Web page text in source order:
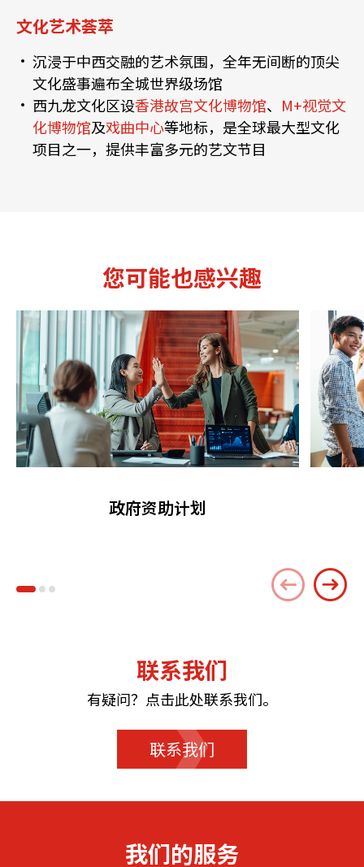
文化艺术荟萃
沉浸于中西交融的艺术氛围，全年无间断的顶尖
文化盛事遍布全城世界级场馆
西九龙文化区设香港故宫文化博物馆、 M+视觉文
化博物馆及戏曲中心等地标，是全球最大型文化
项目之一，提供丰富多元的艺文节目
您可能也感兴趣
政府资助计划
联系我们
有疑问？点击此处联系我们。
联系我们
我们的服务